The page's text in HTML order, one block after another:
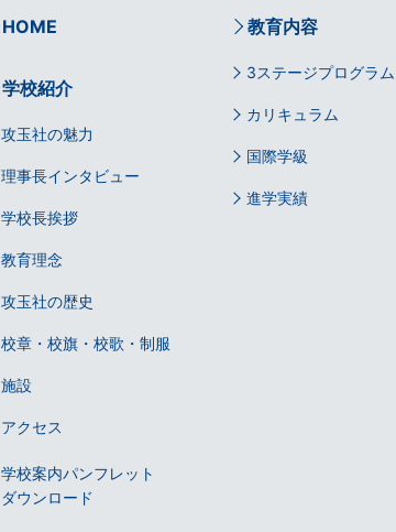
HOME
学校紹介
攻玉社の魅力
理事長インタビュー
学校長挨拶
教育理念
攻玉社の歴史
校章・校旗・校歌・制服
施設
アクセス
学校案内パンフレット
ダウンロード
教育内容
3ステージプログラム
カリキュラム
国際学級
進学実績